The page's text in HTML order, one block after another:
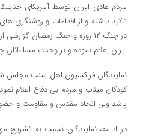
مردم عادی ایران توسط آمریکای
تاکید داشته و از اقدامات و روشنگری
در جنگ ۱۲ روزه و جنگ رمضان
ایران اعلام نموده و بر وحدت
نمایندگان فراکسیون اهل سنت مجلس
کودکان میناب و مردم بی دفاع اعلام
پاشد ولی اتحاد مقدس و مقاومت و
در ادامه، نمایندگان نسبت به تشریح